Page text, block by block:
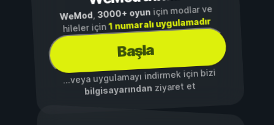
WeMod,3000+ oyuniçin modlar ve
hileler için1 numaralı uygulamadır
Başla
...veya uygulamayı indirmek için bizi
bilgisayarından ziyaret et